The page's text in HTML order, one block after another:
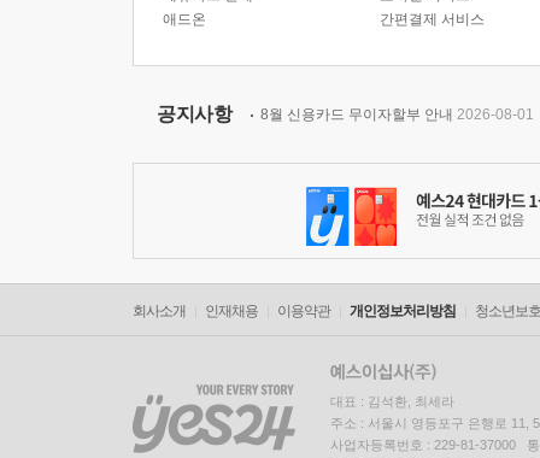
애드온
간편결제 서비스
공지사항 8월 신용카드 무이자할부 안내 2026-08-01
회사소개 인재채용 이용약관 개인정보처리방침 청소년보
대표 : 김석환, 최세라
주소 : 서울시 영등포구 은행로 11,
사업자등록번호 : 229-81-37000